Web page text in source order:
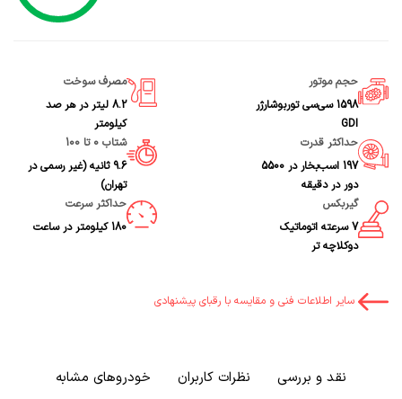
حجم موتور
1598 سی‌سی توربوشارژر
GDI
مصرف سوخت
8.2 لیتر در هر صد
کیلومتر
حداکثر قدرت
197 اسب‌بخار در 5500
دور در دقیقه
شتاب 0 تا 100
9.6 ثانیه (غیر رسمی در
تهران)
گیربکس
7 سرعته اتوماتیک
دوکلاچه تر
حداکثر سرعت
180 کیلومتر در ساعت
سایر اطلاعات فنی و مقایسه با رقبای پیشنهادی
نقد و بررسی نظرات کاربران خودروهای مشابه